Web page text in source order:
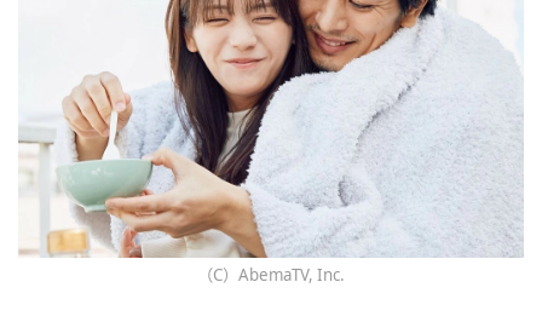
（C）AbemaTV, Inc.